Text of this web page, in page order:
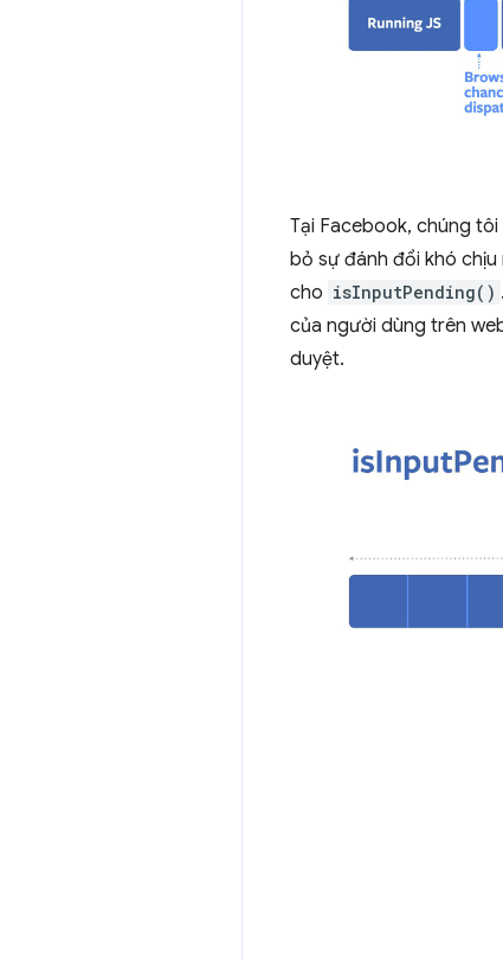
Tại Facebook, chúng
bỏ sự đánh đổi khó chịu
cho isInputPending()
của người dùng trên
duyệt.